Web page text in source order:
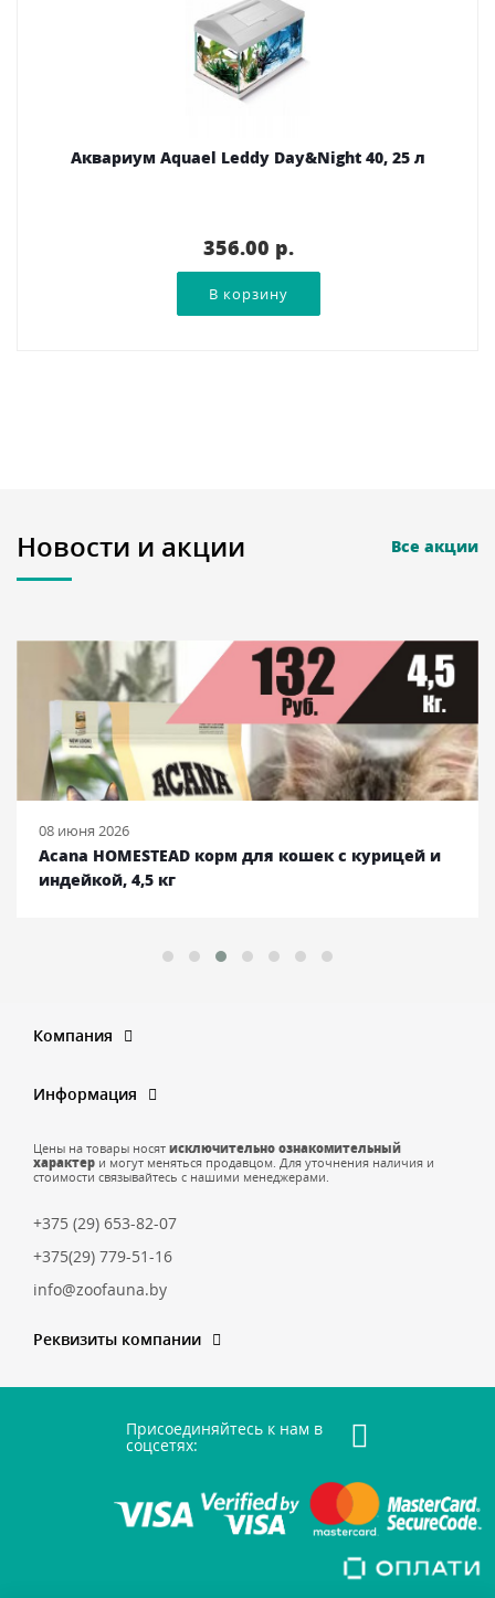
Аквариум Aquael Leddy Day&Night 40, 25 л
356.00 p.
Новости и акции Все акции
08 июня 2026
Acana HOMESTEAD корм для кошек с курицей и
индейкой, 4,5 кг
Компания
Информация
Цены на товары носят исключительно ознакомительный
характер и могут меняться продавцом. Для уточнения наличия и
стоимости связывайтесь с нашими менеджерами.
+375 (29) 653-82-07
+375(29) 779-51-16
info@zoofauna.by
Реквизиты компании
Присоединяйтесь к нам в
соцсетях: